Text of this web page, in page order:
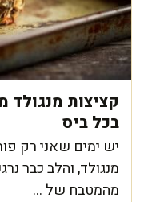
קציצות מנגולד
בכל ביס
יש ימים שאני רק
מנגולד, והלב כבר
מהמטבח של ...